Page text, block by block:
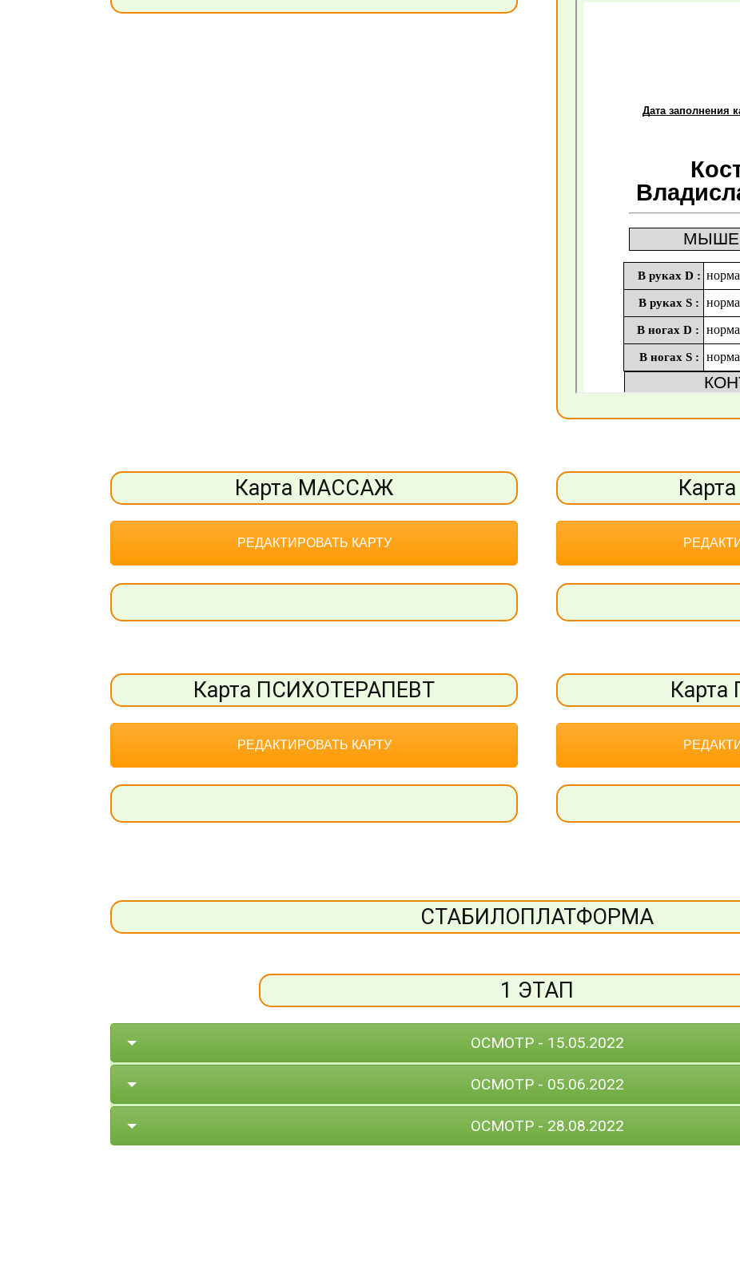
Карта МАССАЖ
РЕДАКТИРОВАТЬ КАРТУ
Карта ПСИХОТЕРАПЕВТ
РЕДАКТИРОВАТЬ КАРТУ
СТАБИЛОПЛАТФОРМА
1 ЭТАП
ОСМОТР - 15.05.2022
ОСМОТР - 05.06.2022
ОСМОТР - 28.08.2022